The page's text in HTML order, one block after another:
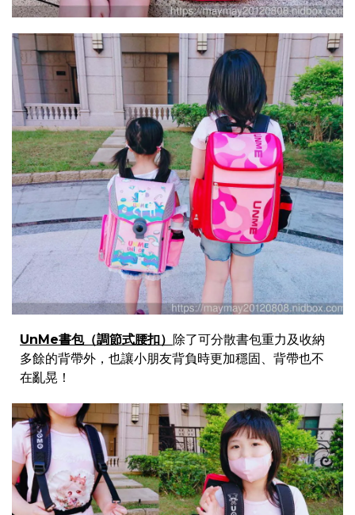
UnMe書包（調節式腰扣） 除了可分散書包重力及收納
多餘的背帶外，也讓小朋友背負時更加穩固、背帶也不
在亂晃！